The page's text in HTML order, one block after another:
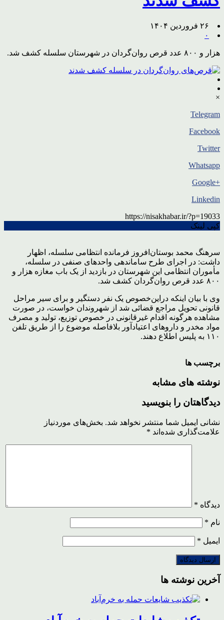
۲۶ فروردین ۱۴۰۴
۰
هزار و ۸۰۰ عدد قرص روان‌گردان در شهرستان سلسله کشف شد.
×
Telegram
Facebook
Twitter
Whatsapp
+Google
Linkedin
https://nisakhabar.ir/?p=19033
کپی لینک
سرهنگ محمد بوستان‌افروز فرمانده انتظامی سلسله، اظهار
داشت: در اجرای طرح ساماندهی واحدهای صنفی در سلسله،
مأموران انتظامی این شهرستان در بازدید از یک باب مغازه هزار و
۸۰۰ عدد قرص روان‌گردان کشف شد.
وی با بیان اینکه دراین‌خصوص یک نفر دستگیر و برای سیر مراحل
قانونی تحویل مراجع قضائی شد از شهروندان خواست، در صورت
مشاهده هرگونه اقدام غیرقانونی در خصوص توزیع، تولید و مصرف
مواد مخدر و داروهای اعتیادآور بلافاصله موضوع را از طریق تلفن
۱۱۰ به پلیس اطلاع دهند.
برچسب ها
نوشته های مشابه
دیدگاهتان را بنویسید
نشانی ایمیل شما منتشر نخواهد شد. بخش‌های موردنیاز
علامت‌گذاری شده‌اند *
دیدگاه *
نام *
ایمیل *
آخرین نوشته ها